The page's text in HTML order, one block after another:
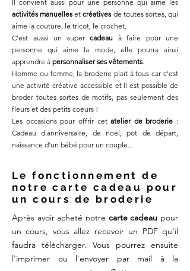
Il convient aussi pour une personne qui aime les
activités manuelles etcréatives de toutes sortes, qui
aime la couture, le tricot, le crochet.
C'est aussi un super cadeau à faire pour une
personne qui aime la mode, elle pourra ainsi
apprendre à personnaliser ses vêtements.
Homme ou femme, la broderie plait à tous car c'est
une activité créative accessible et ll est possible de
broder toutes sortes de motifs, pas seulement des
fleurs et des petits coeurs !
Les occasions pour offrir cetatelier de broderie :
Cadeau d'anniversaire, de noël, pot de départ,
naissance d'un bébé pour un couple...​​
Le fonctionnement de
notre carte cadeau pour
un cours de broderie
Après avoir acheté notre carte cadeau pour
un cours, vous allez recevoir un PDF qu'il
faudra télécharger. Vous pourrez ensuite
l'imprimer ou l'envoyer par mail à la